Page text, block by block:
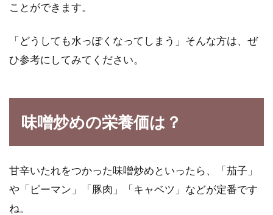
ことができます。
「どうしても水っぽくなってしまう」そんな方は、ぜ
ひ参考にしてみてください。
味噌炒めの栄養価は？
甘辛いたれをつかった味噌炒めといったら、「茄子」
や「ピーマン」「豚肉」「キャベツ」などが定番です
ね。